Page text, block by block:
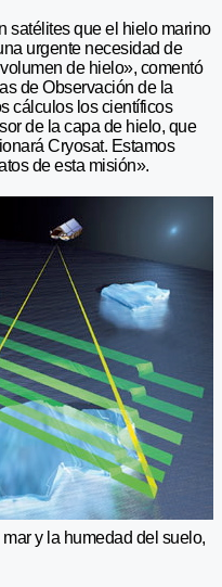
satélites que el hielo marino
urgente necesidad de
de hielo», comentó
de Observación de la
cálculos los científicos
de la capa de hielo, que
Cryosat. Estamos
de esta misión».
y la humedad del suelo,